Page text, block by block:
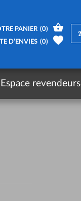
PANIER (0)
D’ENVIES (0)
Espace revendeurs